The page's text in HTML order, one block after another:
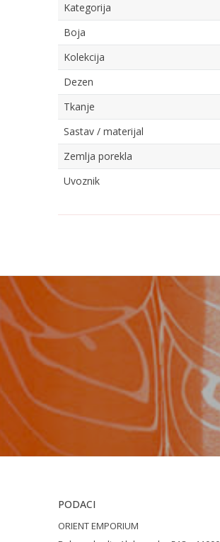
Kategorija
Boja
Kolekcija
Dezen
Tkanje
Sastav / materijal
Zemlja porekla
Uvoznik
POŠALJI
PODACI
ORIENT EMPORIUM